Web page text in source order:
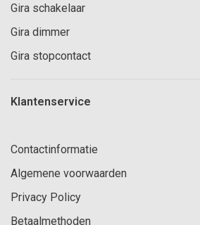
Gira schakelaar
Gira dimmer
Gira stopcontact
Klantenservice
Contactinformatie
Algemene voorwaarden
Privacy Policy
Betaalmethoden